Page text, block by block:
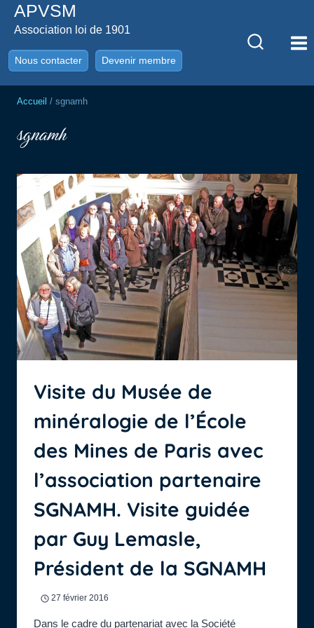
AllerAPVSM
Association loi de 1901
Nous contacter Devenir membre
Accueil / sgnamh
sgnamh
Visite du Musée de
minéralogie de l’École
des Mines de Paris avec
l’association partenaire
SGNAMH. Visite guidée
par Guy Lemasle,
Président de la SGNAMH
27 février 2016
Dans le cadre du partenariat avec la Société